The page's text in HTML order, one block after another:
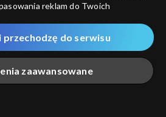
reklam do Twoich
a także zgody na udostępnianie
do Google.
podczas odwiedzania przez
serwisówzwanych dalej
zapisywane za pomocą
zaawansowane
przechodzę do serwisu